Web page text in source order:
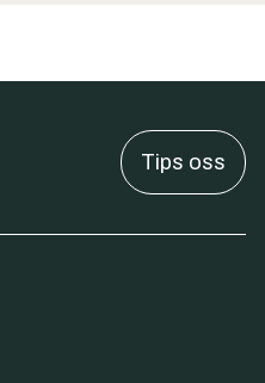
Tips oss